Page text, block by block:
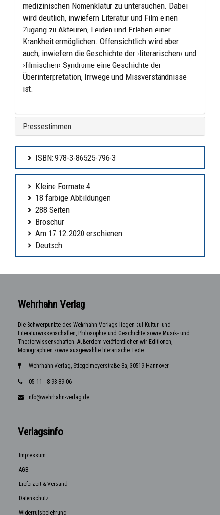
medizinischen Nomenklatur zu untersuchen. Dabei
wird deutlich, inwiefern Literatur und Film einen
Zugang zu Akteuren, Leiden und Erleben einer
Krankheit ermöglichen. Offensichtlich wird aber
auch, inwiefern die Geschichte der ›literarischen‹ und
›filmischen‹ Syndrome eine Geschichte der
Überinterpretation, Irrwege und Missverständnisse
ist.
Pressestimmen
ISBN: 978-3-86525-796-3
Kleine Formate 4
18 farbige Abbildungen
288 Seiten
Broschur
Am 17.12.2020 erschienen
Deutsch
Wehrhahn Verlag
Die Schwerpunkte des Wehrhahn Verlags liegen auf Kultur- und
Literaturwissenschaften, Philosophie und Geschichte sowie Musik- und
Theaterwissenschaften. Außerdem veröffentlichen wir Editionen,
Monographien sowie ausgewählte literarische Texte.
Wehrhahn Verlag, Stiegelmeyerstraße 8a, 30519 Hannover
05 11 - 8 98 89 06
info@wehrhahn-verlag.de
Verlagsinfo
Impressum
AGB
Lieferzeit & Versand
Datenschutz
Widerrufsbelehrung